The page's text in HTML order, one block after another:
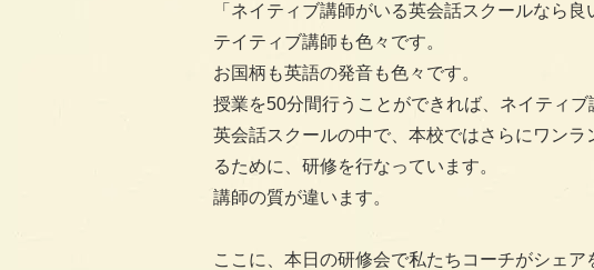
「ネイティブ講師がいる英会話スクールなら
テイティブ講師も色々です。
お国柄も英語の発音も色々です。
授業を50分間行うことができれば、ネイティ
英会話スクールの中で、本校ではさらにワン
るために、研修を行なっています。
講師の質が違います。
ここに、本日の研修会で私たちコーチがシェア